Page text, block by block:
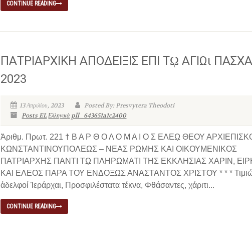
CONTINUE READING
ΠΑΤΡΙΑΡΧΙΚΗ ΑΠΟΔΕΙΞΙΣ ΕΠΙ Τῼ ΑΓΙΩι ΠΑΣΧΑ
2023
13 Απριλίου, 2023
Posted By: Presvytera Theodoti
Posts ELΕλληνικά pll_643651a1c2400
Ἀριθμ. Πρωτ. 221 † Β Α Ρ Θ Ο Λ Ο Μ Α Ι Ο Σ ΕΛΕῼ ΘΕΟΥ
ΚΩΝΣΤΑΝΤΙΝΟΥΠΟΛΕΩΣ – ΝΕΑΣ ΡΩΜΗΣ ΚΑΙ ΟΙΚΟΥΜΕΝΙΚΟΣ
ΠΑΤΡΙΑΡΧΗΣ ΠΑΝΤΙ Τῼ ΠΛΗΡΩΜΑΤΙ ΤΗΣ ΕΚΚΛΗΣΙΑΣ ΧΑΡΙΝ,
ΚΑΙ EΛΕΟΣ ΠΑΡΑ ΤΟΥ ΕΝΔΟΞΩΣ ΑΝΑΣΤΑΝΤΟΣ ΧΡΙΣΤΟΥ * * *
ἀδελφοί Ἱεράρχαι, Προσφιλέστατα τέκνα, Φθάσαντες, χάριτι...
CONTINUE READING